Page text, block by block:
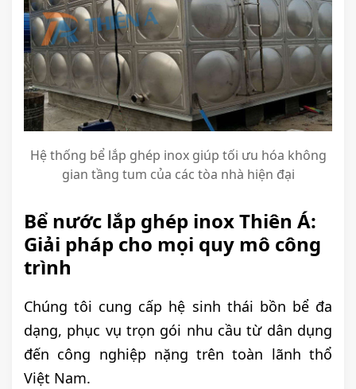
Hệ thống bể lắp ghép inox giúp tối ưu hóa không
gian tầng tum của các tòa nhà hiện đại
Bể nước lắp ghép inox Thiên Á:
Giải pháp cho mọi quy mô công
trình
Chúng tôi cung cấp hệ sinh thái bồn bể đa
dạng, phục vụ trọn gói nhu cầu từ dân dụng
đến công nghiệp nặng trên toàn lãnh thổ
Việt Nam.